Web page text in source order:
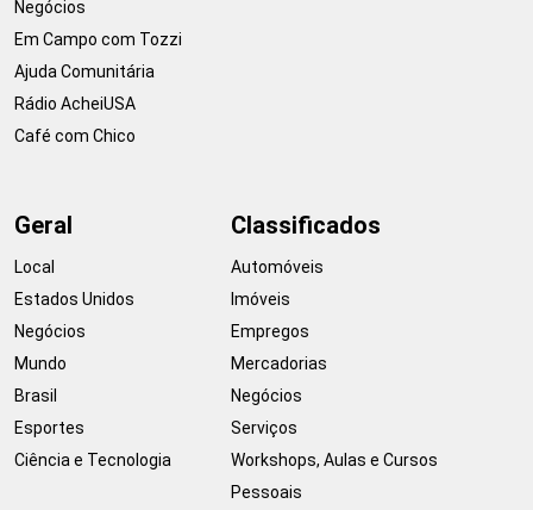
Negócios
Em Campo com Tozzi
Ajuda Comunitária
Rádio AcheiUSA
Café com Chico
Geral
Local
Estados Unidos
Negócios
Mundo
Brasil
Esportes
Ciência e Tecnologia
Classificados
Automóveis
Imóveis
Empregos
Mercadorias
Negócios
Serviços
Workshops, Aulas e Cursos
Pessoais